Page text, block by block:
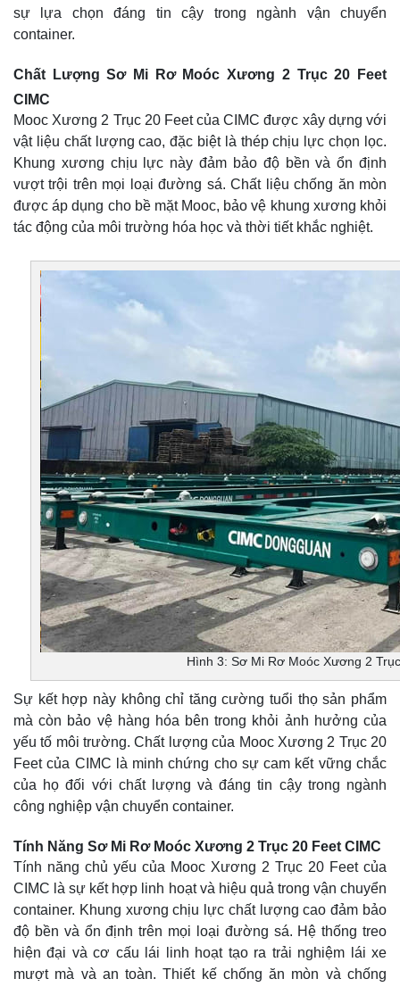
sự lựa chọn đáng tin cậy trong ngành vận chuyển
container.
Chất Lượng Sơ Mi Rơ Moóc Xương 2 Trục 20 Feet
CIMC
Mooc Xương 2 Trục 20 Feet của CIMC được xây dựng với
vật liệu chất lượng cao, đặc biệt là thép chịu lực chọn lọc.
Khung xương chịu lực này đảm bảo độ bền và ổn định
vượt trội trên mọi loại đường sá. Chất liệu chống ăn mòn
được áp dụng cho bề mặt Mooc, bảo vệ khung xương khỏi
tác động của môi trường hóa học và thời tiết khắc nghiệt.
Hình 3: Sơ Mi Rơ Moóc Xương 2
Sự kết hợp này không chỉ tăng cường tuổi thọ sản phẩm
mà còn bảo vệ hàng hóa bên trong khỏi ảnh hưởng của
yếu tố môi trường. Chất lượng của Mooc Xương 2 Trục 20
Feet của CIMC là minh chứng cho sự cam kết vững chắc
của họ đối với chất lượng và đáng tin cậy trong ngành
công nghiệp vận chuyển container.
Tính Năng Sơ Mi Rơ Moóc Xương 2 Trục 20 Feet CIMC
Tính năng chủ yếu của Mooc Xương 2 Trục 20 Feet của
CIMC là sự kết hợp linh hoạt và hiệu quả trong vận chuyển
container. Khung xương chịu lực chất lượng cao đảm bảo
độ bền và ổn định trên mọi loại đường sá. Hệ thống treo
hiện đại và cơ cấu lái linh hoạt tạo ra trải nghiệm lái xe
mượt mà và an toàn. Thiết kế chống ăn mòn và chống